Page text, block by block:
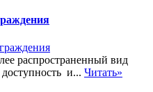
распространенный вид
и... Читать»